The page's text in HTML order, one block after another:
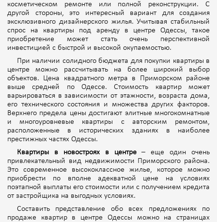
косметическом ремонте или полной реконструкции. С
другой стороны, это интересный вариант для создания
эксклюзивного дизайнерского жилья. Учитывая стабильный
спрос на квартиры под аренду в центре Одессы, такое
приобретение может стать очень перспективной
инвестицией с быстрой и высокой окупаемостью.
При наличии солидного бюджета для покупки квартиры в
центре можно рассчитывать на более широкий выбор
объектов. Цена квадратного метра в Приморском районе
выше средней по Одессе. Стоимость квартир может
варьироваться в зависимости от этажности, возраста дома,
его технического состояния и множества других факторов.
Верхнего предела цены достигают элитные многокомнатные
и многоуровневые квартиры с авторским ремонтом,
расположенные в исторических зданиях в наиболее
престижных частях Одессы.
Квартиры в новостроях в центре– еще один очень
привлекательный вид недвижимости Приморского района.
Это современное высококлассное жилье, которое можно
приобрести по вполне адекватной цене на условиях
поэтапной выплаты его стоимости или с получением кредита
от застройщика на выгодных условиях.
Составить представление обо всех предложениях по
продаже квартир в центре Одессы можно на страницах